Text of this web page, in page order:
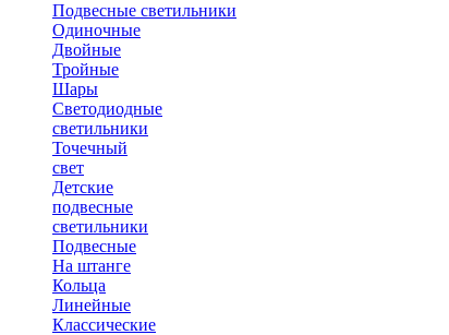
Подвесные светильники
Одиночные
Двойные
Тройные
Шары
Светодиодные
светильники
Точечный
свет
Детские
подвесные
светильники
Подвесные
На штанге
Кольца
Линейные
Классические